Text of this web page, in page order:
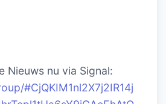
Nieuws nu via Signal:
#CjQKIM1nl2X7j2IR14j